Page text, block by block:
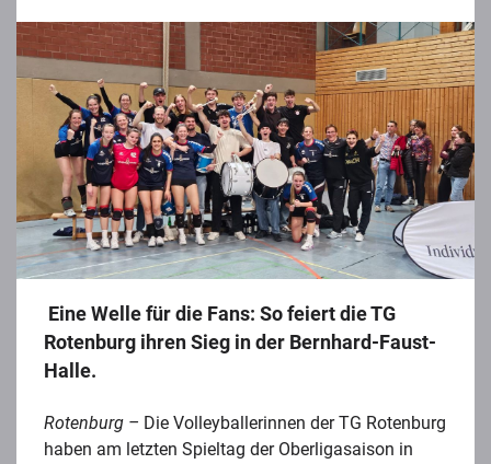
Eine Welle für die Fans: So feiert die TG
Rotenburg ihren Sieg in der Bernhard-Faust-
Halle.
Rotenburg – Die Volleyballerinnen der TG Rotenburg
haben am letzten Spieltag der Oberligasaison in